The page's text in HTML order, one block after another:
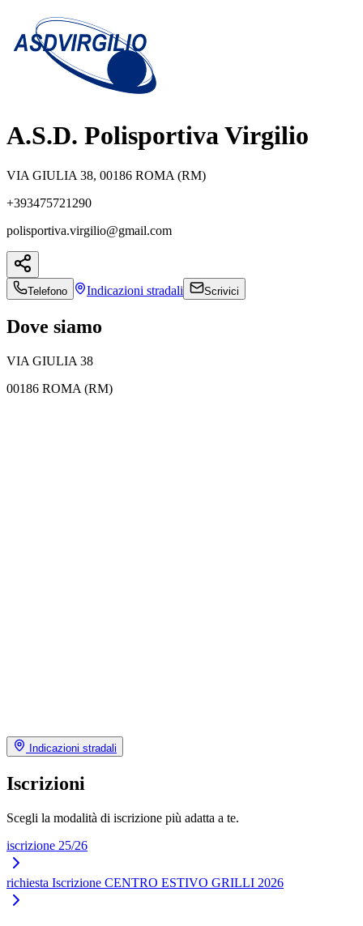
A.S.D. Polisportiva Virgilio
VIA GIULIA 38, 00186 ROMA (RM)
+393475721290
polisportiva.virgilio@gmail.com
Telefono Indicazioni stradali Scrivici
Dove siamo
VIA GIULIA 38
00186 ROMA (RM)
Indicazioni stradali
Iscrizioni
Scegli la modalità di iscrizione più adatta a te.
iscrizione 25/26
richiesta Iscrizione CENTRO ESTIVO GRILLI 2026